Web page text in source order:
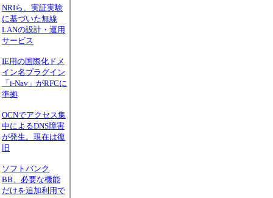
NRIら、実証実験
に基づいた無線
LANの設計・運用
サービス
IE用の国際化ドメ
イン名プラグイン
「i-Nav」がRFCに
準拠
OCNでアクセス集
中によるDNS障害
が発生。現在は復
旧
ソフトバンク
BB、必要な機能
だけを追加利用で